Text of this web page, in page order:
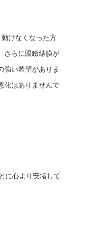
けなくなった方
さらに眼瞼結膜が
強い希望がありま
化はありませんで
に心より安堵して